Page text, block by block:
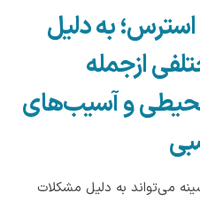
به دلیل
ازجمله
و آسیب‌های
می‌تواند به دلیل مشکلات